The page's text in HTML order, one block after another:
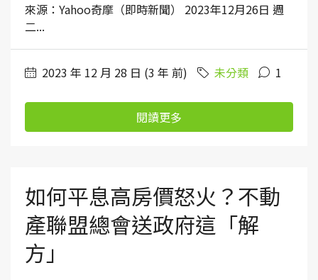
來源：Yahoo奇摩（即時新聞） 2023年12月26日 週
二...
2023 年 12 月 28 日 (3 年 前) 未分類 1
閱讀更多
如何平息高房價怒火？不動
產聯盟總會送政府這「解
方」